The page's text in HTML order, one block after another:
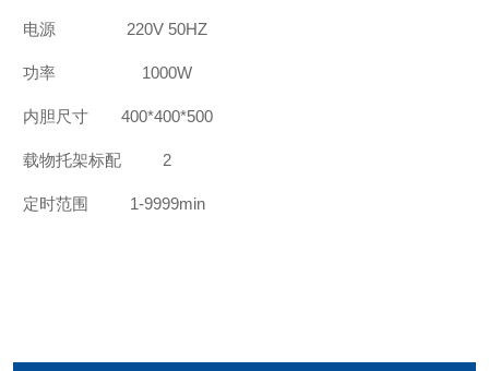
电源 220V 50HZ
功率 1000W
内胆尺寸 400*400*500
载物托架标配 2
定时范围 1-9999min